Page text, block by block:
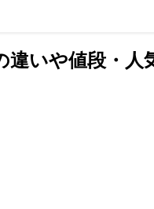
いや値段・人